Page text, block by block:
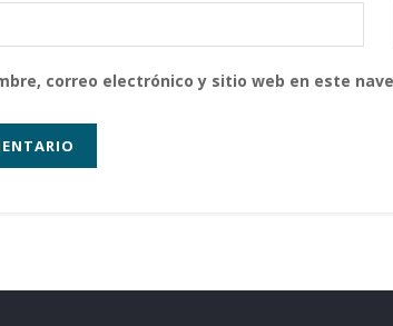
correo electrónico y sitio web en este